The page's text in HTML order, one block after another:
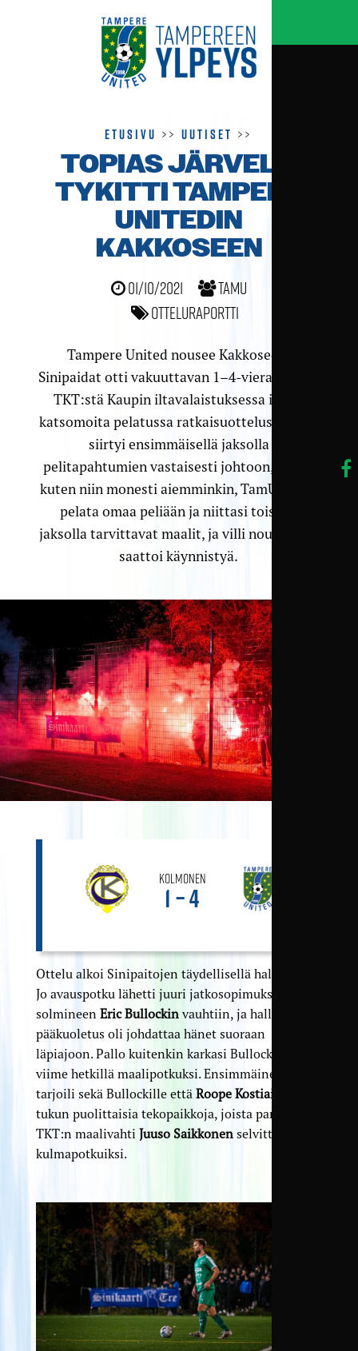
Etusivu >>Uutiset >>
TOPIAS JÄRVELÄ
TYKITTI TAMPERE
UNITEDIN
KAKKOSEEN
01/10/2021
TamU
Otteluraportti
Tampere United nousee Kakkoseen!
Sinipaidat otti vakuuttavan 1–4-vierasvoiton
TKT:stä Kaupin iltavalaistuksessa ilman
katsomoita pelatussa ratkaisuottelussa. TKT
siirtyi ensimmäisellä jaksolla
pelitapahtumien vastaisesti johtoon, mutta
kuten niin monesti aiemminkin, TamU jaksoi
pelata omaa peliään ja niittasi toisella
jaksolla tarvittavat maalit, ja villi nousujuhla
saattoi käynnistyä.
Kolmonen
1 – 4
Ottelu alkoi Sinipaitojen täydellisellä hallinalla.
Jo avauspotku lähetti juuri jatkosopimuksen
solmineen Eric Bullockinvauhtiin, ja hallittu
pääkuoletus oli johdattaa hänet suoraan
läpiajoon. Pallo kuitenkin karkasi Bullockilta
viime hetkillä maalipotkuksi. Ensimmäinen vartti
tarjoili sekä Bullockille että Roope Kostiaiselle
tukun puolittaisia tekopaikkoja, joista parhaat
TKT:n maalivahti Juuso Saikkonen selvitti
kulmapotkuiksi.